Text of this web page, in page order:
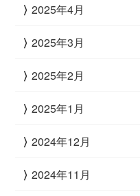
2025年4月
2025年3月
2025年2月
2025年1月
2024年12月
2024年11月